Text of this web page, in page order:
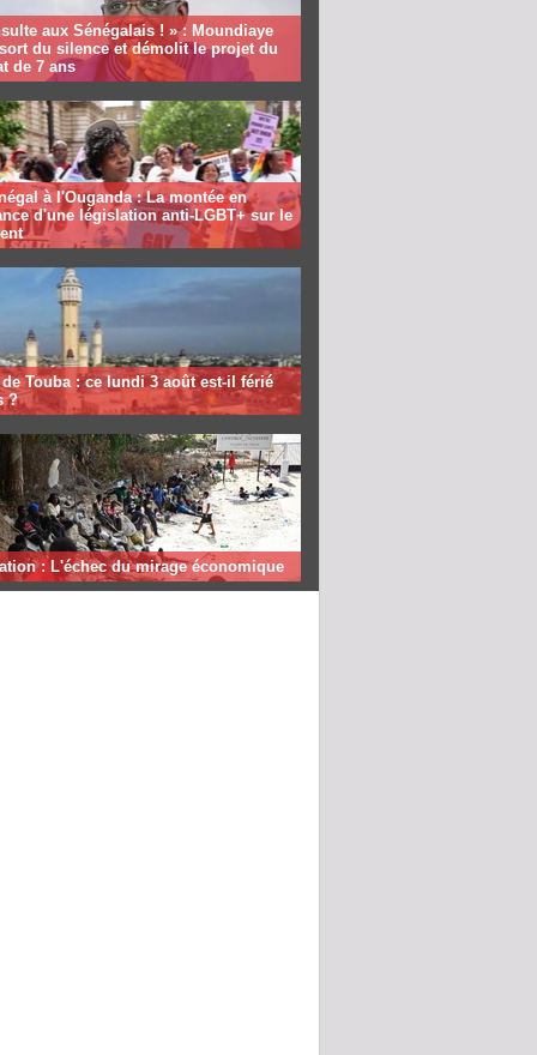
aux Sénégalais ! » : Moundiaye
du silence et démolit le projet du
de 7 ans
à l'Ouganda : La montée en
d'une législation anti-LGBT+ sur le
Touba : ce lundi 3 août est-il férié
?
: L'échec du mirage économique